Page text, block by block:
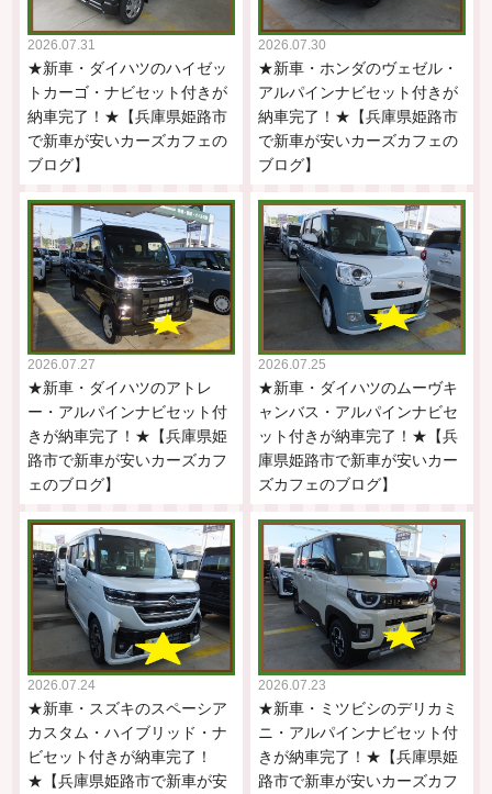
2026.07.31
★新車・ダイハツのハイゼッ
トカーゴ・ナビセット付きが
納車完了！★【兵庫県姫路市
で新車が安いカーズカフェの
ブログ】
2026.07.30
★新車・ホンダのヴェゼル・
アルパインナビセット付きが
納車完了！★【兵庫県姫路市
で新車が安いカーズカフェの
ブログ】
2026.07.27
★新車・ダイハツのアトレ
ー・アルパインナビセット付
きが納車完了！★【兵庫県姫
路市で新車が安いカーズカフ
ェのブログ】
2026.07.25
★新車・ダイハツのムーヴキ
ャンバス・アルパインナビセ
ット付きが納車完了！★【兵
庫県姫路市で新車が安いカー
ズカフェのブログ】
2026.07.24
★新車・スズキのスペーシア
カスタム・ハイブリッド・ナ
ビセット付きが納車完了！
★【兵庫県姫路市で新車が安
2026.07.23
★新車・ミツビシのデリカミ
ニ・アルパインナビセット付
きが納車完了！★【兵庫県姫
路市で新車が安いカーズカフ